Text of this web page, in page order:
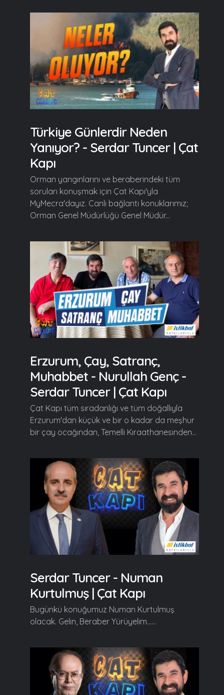
Türkiye Günlerdir Neden
Yanıyor? - Serdar Tuncer | Çat
Kapı
Orman yangınlarını ve beraberindeki tüm
soruları konuşmak için Çat Kapı'yla
MyMecra'dayız. Canlı bağlantı konuklarımız;
Orman Genel Müdürlüğü Genel Müdür...
Erzurum, Çay, Satranç,
Muhabbet - Nurullah Genç -
Serdar Tuncer | Çat Kapı
Çat Kapı tüm sıradanlığı ve tüm doğallıyla
Erzurum'dan küçük ve bir o kadar da meşhur
bir çay ocağından, Temelli Kıraathanesinden...
Serdar Tuncer - Numan
Kurtulmuş | Çat Kapı
Bugünkü konuğumuz Numan Kurtulmuş
olacak. Gelin, Beraber Yürüyelim......